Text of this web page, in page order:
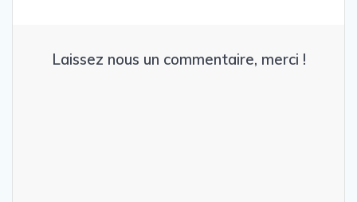
Laissez nous un commentaire, merci !